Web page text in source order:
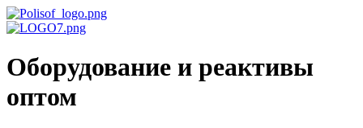
Оборудование и реактивы
оптом